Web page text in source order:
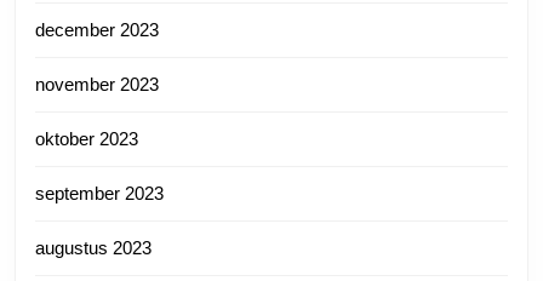
december 2023
november 2023
oktober 2023
september 2023
augustus 2023